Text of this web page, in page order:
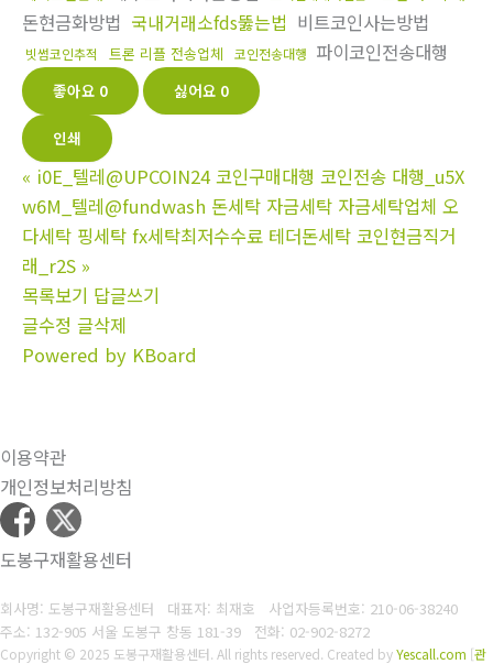
돈현금화방법 국내거래소fds뚫는법 비트코인사는방법
빗썸코인추적 트론 리플 전송업체 코인전송대행 파이코인전송대행
좋아요 0 싫어요 0
인쇄
« i0E_텔레@UPCOIN24 코인구매대행 코인전송 대행_u5X
w6M_텔레@fundwash 돈세탁 자금세탁 자금세탁업체 오
다세탁 핑세탁 fx세탁최저수수료 테더돈세탁 코인현금직거
래_r2S »
목록보기 답글쓰기
글수정 글삭제
Powered by KBoard
이용약관
개인정보처리방침
도봉구재활용센터
회사명: 도봉구재활용센터 대표자: 최재호 사업자등록번호: 210-06-38240
주소: 132-905 서울 도봉구 창동 181-39 전화: 02-902-8272
Copyright © 2025 도봉구재활용센터. All rights reserved. Created byYescall.com [관